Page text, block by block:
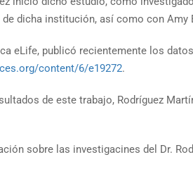
dicha institución, así como con
eLife, publicó recientemente los
content/6/e19272.
de este trabajo, Rodríguez
sobre las investigacines del Dr.